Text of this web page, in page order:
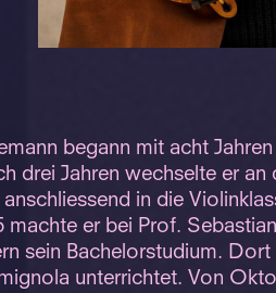
begann mit acht
drei Jahren wechselte er an
in die
machte er bei Prof.
sein Bachelorstudium.
unterrichtet. Von